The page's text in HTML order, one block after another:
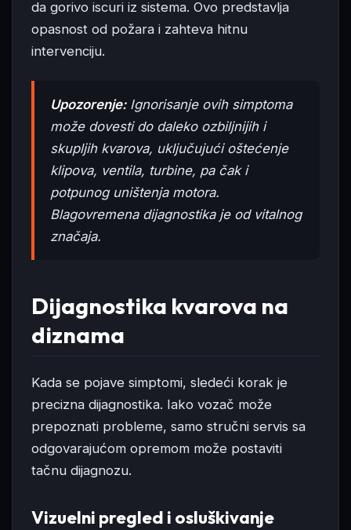
da gorivo iscuri iz sistema. Ovo predstavlja
opasnost od požara i zahteva hitnu
intervenciju.
Upozorenje:Ignorisanje ovih simptoma
može dovesti do daleko ozbiljnijih i
skupljih kvarova, uključujući oštećenje
klipova, ventila, turbine, pa čak i
potpunog uništenja motora.
Blagovremena dijagnostika je od vitalnog
značaja.
Dijagnostika kvarova na
diznama
Kada se pojave simptomi, sledeći korak je
precizna dijagnostika. Iako vozač može
prepoznati probleme, samo stručni servis sa
odgovarajućom opremom može postaviti
tačnu dijagnozu.
Vizuelni pregled i osluškivanje